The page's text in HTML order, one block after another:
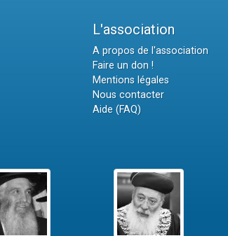
L'association
A propos de l'association
Faire un don !
Mentions légales
Nous contacter
Aide (FAQ)